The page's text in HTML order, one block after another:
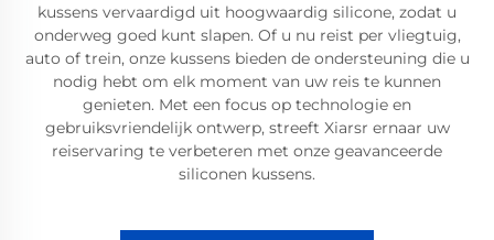
kussens vervaardigd uit hoogwaardig silicone, zodat u
onderweg goed kunt slapen. Of u nu reist per vliegtuig,
auto of trein, onze kussens bieden de ondersteuning die u
nodig hebt om elk moment van uw reis te kunnen
genieten. Met een focus op technologie en
gebruiksvriendelijk ontwerp, streeft Xiarsr ernaar uw
reiservaring te verbeteren met onze geavanceerde
siliconen kussens.